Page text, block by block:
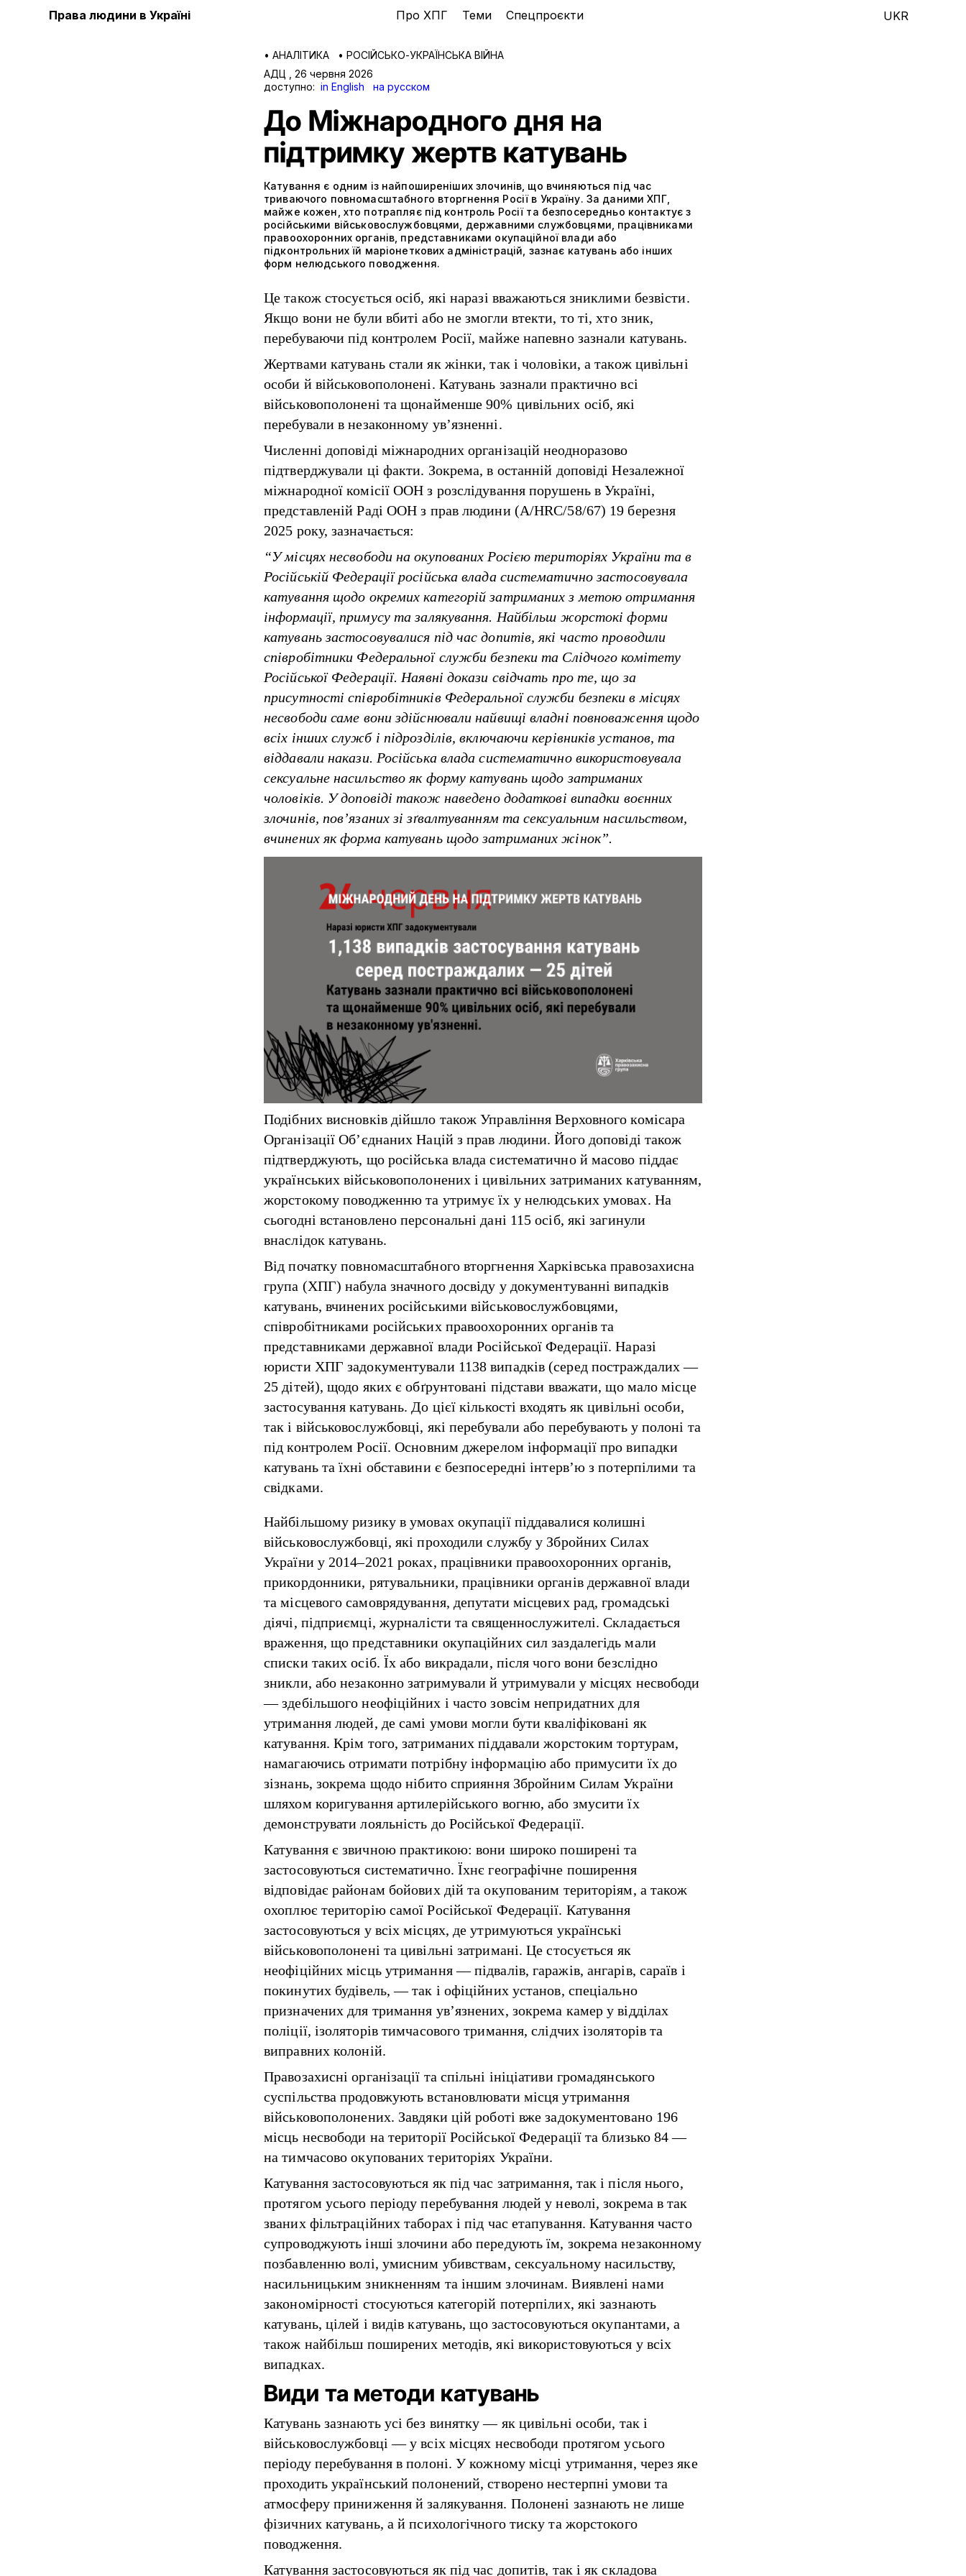
Права людини в Україні Про ХПГ Теми Спецпроєкти UKR
• АНАЛІТИКА • РОСІЙСЬКО-УКРАЇНСЬКА ВІЙНА
АДЦ
26 червня 2026
доступно: in English на русском
До Міжнародного дня на
підтримку жертв катувань
Катування є одним із найпоширеніших злочинів, що вчиняються під час
триваючого повномасштабного вторгнення Росії в Україну. За даними ХПГ,
майже кожен, хто потрапляє під контроль Росії та безпосередньо контактує з
російськими військовослужбовцями, державними службовцями, працівниками
правоохоронних органів, представниками окупаційної влади або
підконтрольних їй маріонеткових адміністрацій, зазнає катувань або інших
форм нелюдського поводження.
Це також стосується осіб, які наразі вважаються зниклими безвісти.
Якщо вони не були вбиті або не змогли втекти, то ті, хто зник,
перебуваючи під контролем Росії, майже напевно зазнали катувань.
Жертвами катувань стали як жінки, так і чоловіки, а також цивільні
особи й військовополонені. Катувань зазнали практично всі
військовополонені та щонайменше 90% цивільних осіб, які
перебували в незаконному ув’язненні.
Численні доповіді міжнародних організацій неодноразово
підтверджували ці факти. Зокрема, в останній доповіді Незалежної
міжнародної комісії ООН з розслідування порушень в Україні,
представленій Раді ООН з прав людини (A/HRC/58/67) 19 березня
2025 року, зазначається:
“У місцях несвободи на окупованих Росією територіях України та в
Російській Федерації російська влада систематично застосовувала
катування щодо окремих категорій затриманих з метою отримання
інформації, примусу та залякування. Найбільш жорстокі форми
катувань застосовувалися під час допитів, які часто проводили
співробітники Федеральної служби безпеки та Слідчого комітету
Російської Федерації. Наявні докази свідчать про те, що за
присутності співробітників Федеральної служби безпеки в місцях
несвободи саме вони здійснювали найвищі владні повноваження щодо
всіх інших служб і підрозділів, включаючи керівників установ, та
віддавали накази. Російська влада систематично використовувала
сексуальне насильство як форму катувань щодо затриманих
чоловіків. У доповіді також наведено додаткові випадки воєнних
злочинів, пов’язаних зі зґвалтуванням та сексуальним насильством,
вчинених як форма катувань щодо затриманих жінок”.
Подібних висновків дійшло також Управління Верховного комісара
Організації Об’єднаних Націй з прав людини. Його доповіді також
підтверджують, що російська влада систематично й масово піддає
українських військовополонених і цивільних затриманих катуванням,
жорстокому поводженню та утримує їх у нелюдських умовах. На
сьогодні встановлено персональні дані 115 осіб, які загинули
внаслідок катувань.
Від початку повномасштабного вторгнення Харківська правозахисна
група (ХПГ) набула значного досвіду у документуванні випадків
катувань, вчинених російськими військовослужбовцями,
співробітниками російських правоохоронних органів та
представниками державної влади Російської Федерації. Наразі
юристи ХПГ задокументували 1138 випадків (серед постраждалих —
25 дітей), щодо яких є обґрунтовані підстави вважати, що мало місце
застосування катувань. До цієї кількості входять як цивільні особи,
так і військовослужбовці, які перебували або перебувають у полоні та
під контролем Росії. Основним джерелом інформації про випадки
катувань та їхні обставини є безпосередні інтерв’ю з потерпілими та
свідками.
Найбільшому ризику в умовах окупації піддавалися колишні
військовослужбовці, які проходили службу у Збройних Силах
України у 2014–2021 роках, працівники правоохоронних органів,
прикордонники, рятувальники, працівники органів державної влади
та місцевого самоврядування, депутати місцевих рад, громадські
діячі, підприємці, журналісти та священнослужителі. Складається
враження, що представники окупаційних сил заздалегідь мали
списки таких осіб. Їх або викрадали, після чого вони безслідно
зникли, або незаконно затримували й утримували у місцях несвободи
— здебільшого неофіційних і часто зовсім непридатних для
утримання людей, де самі умови могли бути кваліфіковані як
катування. Крім того, затриманих піддавали жорстоким тортурам,
намагаючись отримати потрібну інформацію або примусити їх до
зізнань, зокрема щодо нібито сприяння Збройним Силам України
шляхом коригування артилерійського вогню, або змусити їх
демонструвати лояльність до Російської Федерації.
Катування є звичною практикою: вони широко поширені та
застосовуються систематично. Їхнє географічне поширення
відповідає районам бойових дій та окупованим територіям, а також
охоплює територію самої Російської Федерації. Катування
застосовуються у всіх місцях, де утримуються українські
військовополонені та цивільні затримані. Це стосується як
неофіційних місць утримання — підвалів, гаражів, ангарів, сараїв і
покинутих будівель, — так і офіційних установ, спеціально
призначених для тримання ув’язнених, зокрема камер у відділах
поліції, ізоляторів тимчасового тримання, слідчих ізоляторів та
виправних колоній.
Правозахисні організації та спільні ініціативи громадянського
суспільства продовжують встановлювати місця утримання
військовополонених. Завдяки цій роботі вже задокументовано 196
місць несвободи на території Російської Федерації та близько 84 —
на тимчасово окупованих територіях України.
Катування застосовуються як під час затримання, так і після нього,
протягом усього періоду перебування людей у неволі, зокрема в так
званих фільтраційних таборах і під час етапування. Катування часто
супроводжують інші злочини або передують їм, зокрема незаконному
позбавленню волі, умисним убивствам, сексуальному насильству,
насильницьким зникненням та іншим злочинам. Виявлені нами
закономірності стосуються категорій потерпілих, які зазнають
катувань, цілей і видів катувань, що застосовуються окупантами, а
також найбільш поширених методів, які використовуються у всіх
випадках.
Види та методи катувань
Катувань зазнають усі без винятку — як цивільні особи, так і
військовослужбовці — у всіх місцях несвободи протягом усього
періоду перебування в полоні. У кожному місці утримання, через яке
проходить український полонений, створено нестерпні умови та
атмосферу приниження й залякування. Полонені зазнають не лише
фізичних катувань, а й психологічного тиску та жорстокого
поводження.
Катування застосовуються як під час допитів, так і як складова